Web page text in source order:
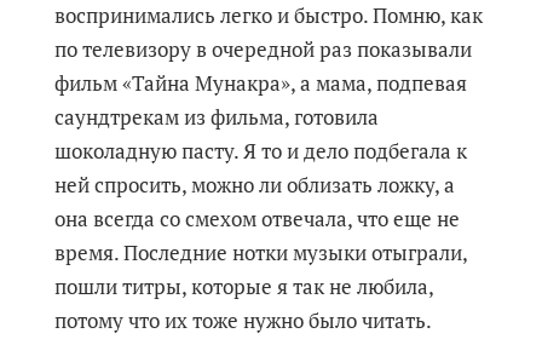
воспринимались легко и быстро. Помню, как
по телевизору в очередной раз показывали
фильм «Тайна Мунакра», а мама, подпевая
саундтрекам из фильма, готовила
шоколадную пасту. Я то и дело подбегала к
ней спросить, можно ли облизать ложку, а
она всегда со смехом отвечала, что еще не
время. Последние нотки музыки отыграли,
пошли титры, которые я так не любила,
потому что их тоже нужно было читать.